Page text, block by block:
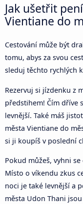
Jak ušetřit
Vientiane do
Cestování může být
tomu, abys za svou
sleduj těchto rychlých
Rezervuj si jízdenku z
předstihem! Čím dříve
levnější. Také máš
města Vientiane do
si ji koupíš v poslední
Pokud můžeš, vyhni
Místo o víkendu zkus
noci je také levnější a
města Udon Thani